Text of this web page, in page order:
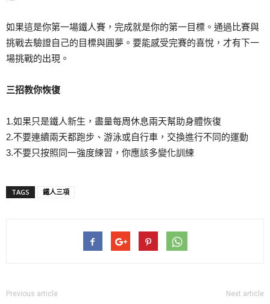
如果這是你第一場鐵人賽，完成就是你的第一目標。通過比賽與
挑戰去驗證自己的目標與圓夢。要能感受完賽的喜悅，才有下一
場挑戰的出現。
三招教你恢復
1.如果只是鐵人新生，盡量每周休息兩天幫助身體恢復
2.不要連續兩天都跑步、游泳或自行車，交換進行不同的運動
3.不要只按照同一強度練習，你應該多變化訓練
TAGS 鐵人三項
Previous article Next article